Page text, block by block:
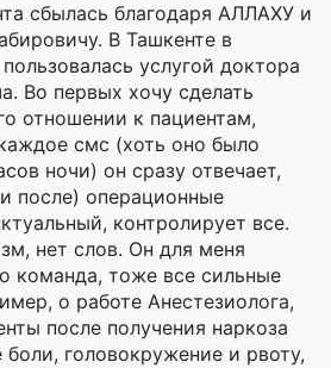
сбылась благодаря АЛЛАХУ и
В Ташкенте в
услугой доктора
Во первых хочу сделать
отношении к пациентам,
смс (хоть оно было
ночи) он сразу отвечает,
после) операционные
контролирует все.
нет слов. Он для меня
команда, тоже все сильные
о работе Анестезиолога,
после получения наркоза
головокружение и рвоту,